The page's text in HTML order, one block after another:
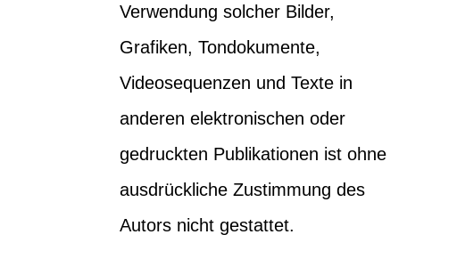
Verwendung solcher Bilder,
Grafiken, Tondokumente,
Videosequenzen und Texte in
anderen elektronischen oder
gedruckten Publikationen ist ohne
ausdrückliche Zustimmung des
Autors nicht gestattet.